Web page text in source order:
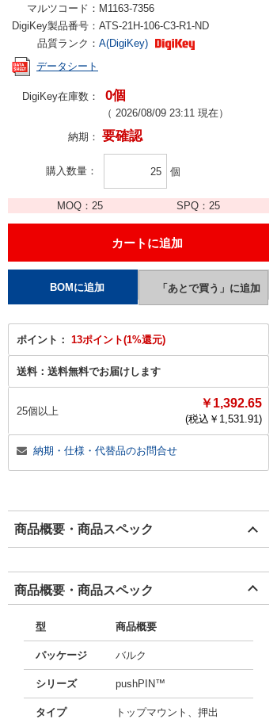
マルツコード： M1163-7356
DigiKey製品番号： ATS-21H-106-C3-R1-ND
品質ランク： A(DigiKey)
データシート
DigiKey在庫数： 0個
（ 2026/08/09 23:11 現在）
納期： 要確認
購入数量 個
MOQ： 25 SPQ：25
ポイント： 13ポイント(1%還元)
送料： 送料無料でお届けします
25個以上
￥1,392.65
(税込￥ 1,531.91)
納期・仕様・代替品のお問合せ
商品概要・商品スペック
商品概要・商品スペック
型 商品概要
パッケージ バルク
シリーズ pushPIN™
タイプ トップマウント、押出